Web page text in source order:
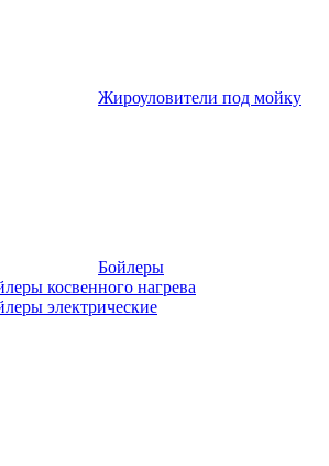
Жироуловители под мойку
Бойлеры
косвенного нагрева
электрические